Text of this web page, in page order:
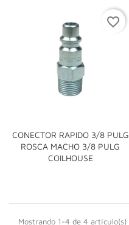
CONECTOR RAPIDO 3/8 PULG
ROSCA MACHO 3/8 PULG
COILHOUSE
favorite_border
Mostrando 1-4 de 4 artículo(s)